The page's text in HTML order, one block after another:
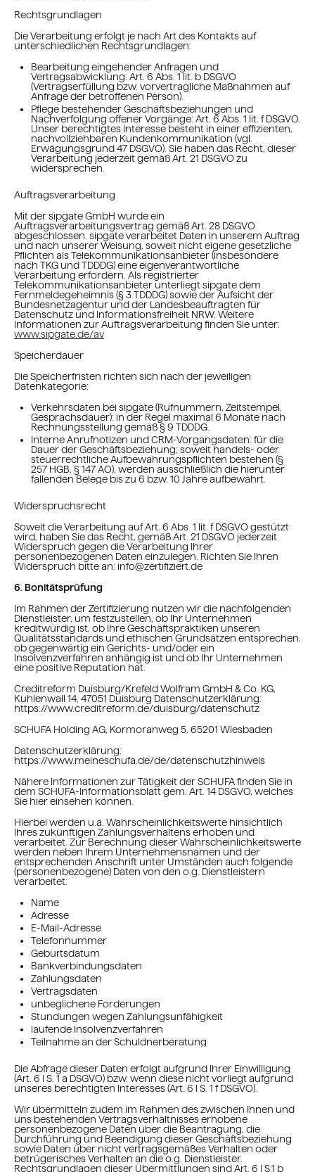
Rechtsgrundlagen
Die Verarbeitung erfolgt je nach Art des Kontakts auf
unterschiedlichen Rechtsgrundlagen:
Bearbeitung eingehender Anfragen und
Vertragsabwicklung: Art. 6 Abs. 1 lit. b DSGVO
(Vertragserfüllung bzw. vorvertragliche Maßnahmen auf
Anfrage der betroffenen Person).
Pflege bestehender Geschäftsbeziehungen und
Nachverfolgung offener Vorgänge: Art. 6 Abs. 1 lit. f DSGVO.
Unser berechtigtes Interesse besteht in einer effizienten,
nachvollziehbaren Kundenkommunikation (vgl.
Erwägungsgrund 47 DSGVO). Sie haben das Recht, dieser
Verarbeitung jederzeit gemäß Art. 21 DSGVO zu
widersprechen.
Auftragsverarbeitung
Mit der sipgate GmbH wurde ein
Auftragsverarbeitungsvertrag gemäß Art. 28 DSGVO
abgeschlossen. sipgate verarbeitet Daten in unserem Auftrag
und nach unserer Weisung, soweit nicht eigene gesetzliche
Pflichten als Telekommunikationsanbieter (insbesondere
nach TKG und TDDDG) eine eigenverantwortliche
Verarbeitung erfordern. Als registrierter
Telekommunikationsanbieter unterliegt sipgate dem
Fernmeldegeheimnis (§ 3 TDDDG) sowie der Aufsicht der
Bundesnetzagentur und der Landesbeauftragten für
Datenschutz und Informationsfreiheit NRW. Weitere
Informationen zur Auftragsverarbeitung finden Sie unter:
www.sipgate.de/av
Speicherdauer
Die Speicherfristen richten sich nach der jeweiligen
Datenkategorie:
Verkehrsdaten bei sipgate (Rufnummern, Zeitstempel,
Gesprächsdauer): in der Regel maximal 6 Monate nach
Rechnungsstellung gemäß § 9 TDDDG.
Interne Anrufnotizen und CRM-Vorgangsdaten: für die
Dauer der Geschäftsbeziehung; soweit handels- oder
steuerrechtliche Aufbewahrungspflichten bestehen (§
257 HGB, § 147 AO), werden ausschließlich die hierunter
fallenden Belege bis zu 6 bzw. 10 Jahre aufbewahrt.
Widerspruchsrecht
Soweit die Verarbeitung auf Art. 6 Abs. 1 lit. f DSGVO gestützt
wird, haben Sie das Recht, gemäß Art. 21 DSGVO jederzeit
Widerspruch gegen die Verarbeitung Ihrer
personenbezogenen Daten einzulegen. Richten Sie Ihren
Widerspruch bitte an: info@zertifiziert.de
6. Bonitätsprüfung
Im Rahmen der Zertifizierung nutzen wir die nachfolgenden
Dienstleister, um festzustellen, ob Ihr Unternehmen
kreditwürdig ist, ob Ihre Geschäftspraktiken unseren
Qualitätsstandards und ethischen Grundsätzen entsprechen,
ob gegenwärtig ein Gerichts- und/oder ein
Insolvenzverfahren anhängig ist und ob Ihr Unternehmen
eine positive Reputation hat.
Creditreform Duisburg/Krefeld Wolfram GmbH & Co. KG,
Kuhlenwall 14, 47051 Duisburg Datenschutzerklärung:
https://www.creditreform.de/duisburg/datenschutz
SCHUFA Holding AG, Kormoranweg 5, 65201 Wiesbaden
Datenschutzerklärung:
https://www.meineschufa.de/de/datenschutzhinweis
Nähere Informationen zur Tätigkeit der SCHUFA finden Sie in
dem SCHUFA-Informationsblatt gem. Art. 14 DSGVO, welches
Sie hier einsehen können.
Hierbei werden u.a. Wahrscheinlichkeitswerte hinsichtlich
Ihres zukünftigen Zahlungsverhaltens erhoben und
verarbeitet. Zur Berechnung dieser Wahrscheinlichkeitswerte
werden neben Ihrem Unternehmensnamen und der
entsprechenden Anschrift unter Umständen auch folgende
(personenbezogene) Daten von den o.g. Dienstleistern
verarbeitet:
Name
Adresse
E-Mail-Adresse
Telefonnummer
Geburtsdatum
Bankverbindungsdaten
Zahlungsdaten
Vertragsdaten
unbeglichene Forderungen
Stundungen wegen Zahlungsunfähigkeit
laufende Insolvenzverfahren
Teilnahme an der Schuldnerberatung
Die Abfrage dieser Daten erfolgt aufgrund Ihrer Einwilligung
(Art. 6 I S. 1 a DSGVO) bzw. wenn diese nicht vorliegt aufgrund
unseres berechtigten Interesses (Art. 6 I S. 1 f DSGVO).
Wir übermitteln zudem im Rahmen des zwischen Ihnen und
uns bestehenden Vertragsverhältnisses erhobene
personenbezogene Daten über die Beantragung, die
Durchführung und Beendigung dieser Geschäftsbeziehung
sowie Daten über nicht vertragsgemäßes Verhalten oder
betrügerisches Verhalten an die o.g. Dienstleister.
Rechtsgrundlagen dieser Übermittlungen sind Art. 6 I S.1 b